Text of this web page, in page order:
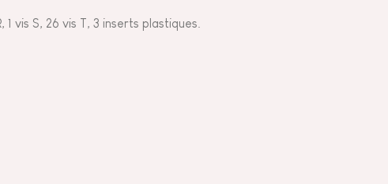
vis S, 26 vis T, 3 inserts plastiques.